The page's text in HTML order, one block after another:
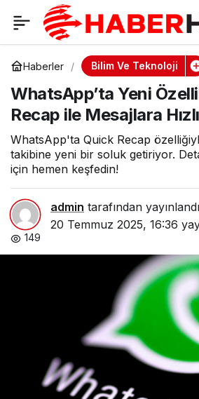
Haberler Bilim Ve Teknoloji
WhatsApp’ta Yeni
Recap ile Mesajlara
WhatsApp'ta Quick Recap
takibine yeni bir soluk getiriyor.
için hemen keşfedin!
admin tarafından yayınlandı
20 Temmuz 2025, 16:36
149
WhatsApp’ta Yeni
Özellik: Quick Recap
ile Mesajlara Hızlı
Erişim